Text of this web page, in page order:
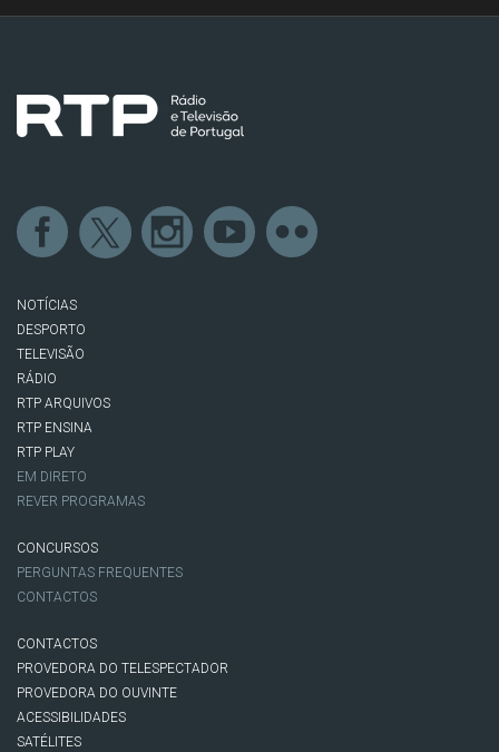
NOTÍCIAS
DESPORTO
TELEVISÃO
RÁDIO
RTP ARQUIVOS
RTP ENSINA
RTP PLAY
EM DIRETO
REVER PROGRAMAS
CONCURSOS
PERGUNTAS FREQUENTES
CONTACTOS
CONTACTOS
PROVEDORA DO TELESPECTADOR
PROVEDORA DO OUVINTE
ACESSIBILIDADES
SATÉLITES